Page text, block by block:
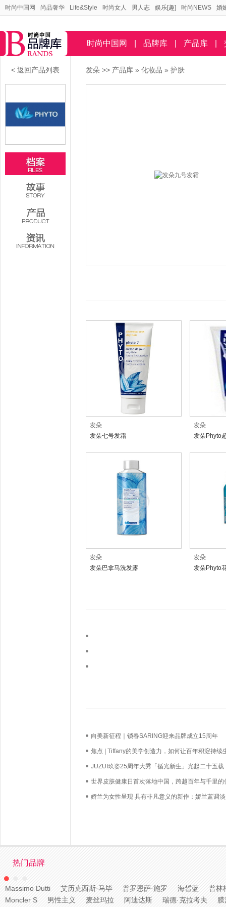
时尚中国网 尚品奢华 Life&Style 时尚女人 男人志 娱乐[趣] 时尚NEWS 婚
时尚中国网 品牌库 产品库
< 返回产品列表 发朵 >> 产品库 » 化妆品 » 护肤
发朵
发朵七号发霜
发朵
发朵Phyto
发朵
发朵巴拿马洗发露
发朵
发朵Phyto
向美新征程｜锁春SARING迎来品牌成立15周年
焦点 | Tiffany的美学创造力，如何让百年积淀持续
长？
JUZUI玖姿25周年大秀「循光新生」光起二十五载
启新生优雅
世界皮肤健康日首次落地中国，跨越百年与千里的
必达
娇兰为女性呈现 具有非凡意义的新作：娇兰蓝调
热门品牌
Massimo Dutti 艾历克西斯·马毕 普罗恩萨·施罗 海皙蓝
普林
Moncler S
男性主义 麦丝玛拉 阿迪达斯 瑞德·克拉考夫